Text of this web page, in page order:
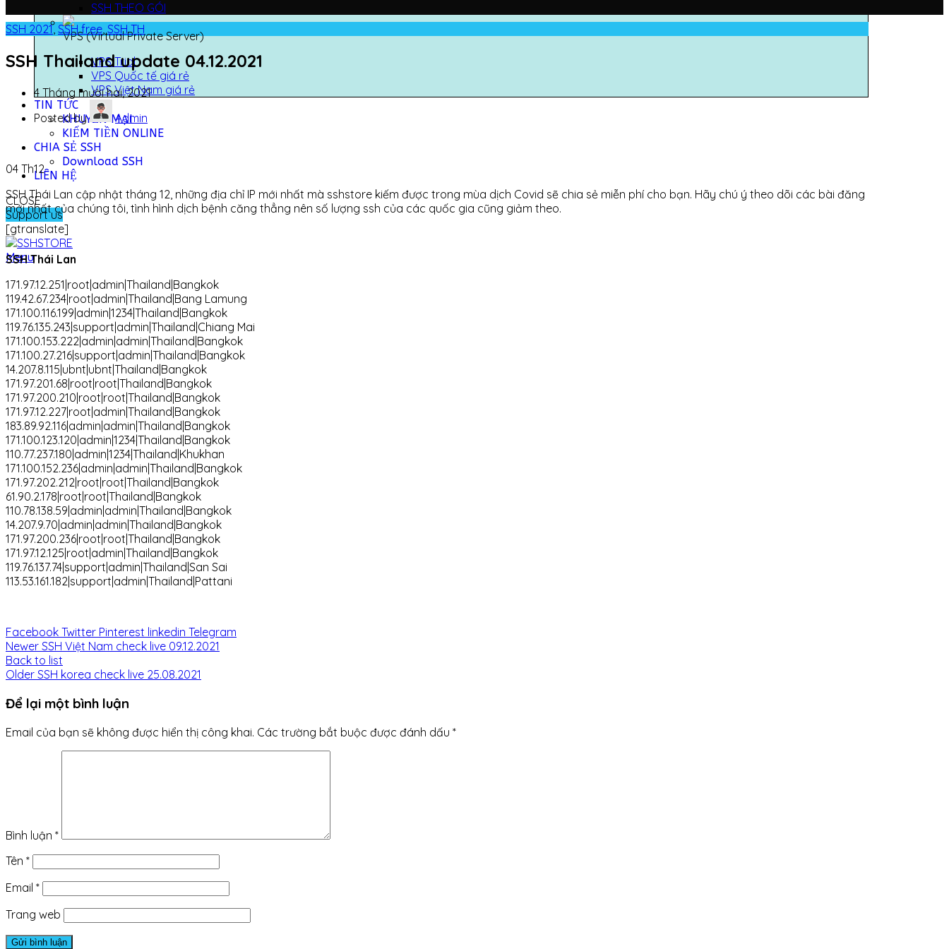
SSH THEO GÓI
VPS (Virtual Private Server)
VPS Trial
VPS Quốc tế giá rẻ
VPS Việt Nam giá rẻ
TIN TỨC
KHUYẾN MẠI
KIẾM TIỀN ONLINE
CHIA SẺ SSH
Download SSH
LIÊN HỆ
CLOSE
Support us
[gtranslate]
Menu
SSH 2021, SSH free,SSH TH
SSH Thailand update 04.12.2021
4 Tháng mười hai, 2021
Posted by
Admin
04 Th12
SSH Thái Lan cập nhật tháng 12, những địa chỉ IP mới nhất mà sshstore kiếm được trong mùa dịch Covid sẽ chia sẻ miễn phí cho bạn. Hãy chú ý theo dõi các bài đăng
mới nhất của chúng tôi, tình hình dịch bệnh căng thẳng nên số lượng ssh của các quốc gia cũng giảm theo.
SSH Thái Lan
171.97.12.251|root|admin|Thailand|Bangkok
119.42.67.234|root|admin|Thailand|Bang Lamung
171.100.116.199|admin|1234|Thailand|Bangkok
119.76.135.243|support|admin|Thailand|Chiang Mai
171.100.153.222|admin|admin|Thailand|Bangkok
171.100.27.216|support|admin|Thailand|Bangkok
14.207.8.115|ubnt|ubnt|Thailand|Bangkok
171.97.201.68|root|root|Thailand|Bangkok
171.97.200.210|root|root|Thailand|Bangkok
171.97.12.227|root|admin|Thailand|Bangkok
183.89.92.116|admin|admin|Thailand|Bangkok
171.100.123.120|admin|1234|Thailand|Bangkok
110.77.237.180|admin|1234|Thailand|Khukhan
171.100.152.236|admin|admin|Thailand|Bangkok
171.97.202.212|root|root|Thailand|Bangkok
61.90.2.178|root|root|Thailand|Bangkok
110.78.138.59|admin|admin|Thailand|Bangkok
14.207.9.70|admin|admin|Thailand|Bangkok
171.97.200.236|root|root|Thailand|Bangkok
171.97.12.125|root|admin|Thailand|Bangkok
119.76.137.74|support|admin|Thailand|San Sai
113.53.161.182|support|admin|Thailand|Pattani
Facebook Twitter Pinterest linkedin Telegram
Newer SSH Việt Nam check live 09.12.2021
Back to list
Older SSH korea check live 25.08.2021
Để lại một bình luận
Email của bạn sẽ không được hiển thị công khai. Các trường bắt buộc được đánh dấu *
Bình luận *
Tên *
Email *
Trang web